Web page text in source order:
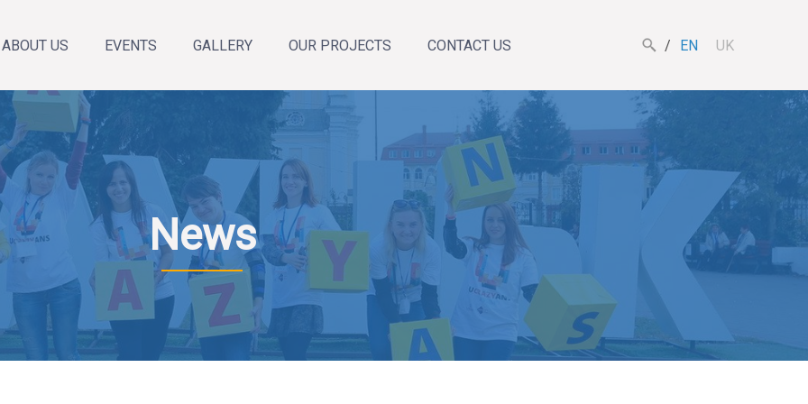
ABOUT US
About the organization
Annual Reports
Our team
EVENTS GALLERY OUR PROJECTS CONTACT US EN UK
News